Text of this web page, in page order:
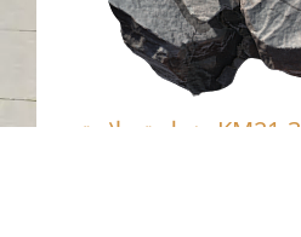
النقوش الصخرية KM21-35، خطمة ملاحة،